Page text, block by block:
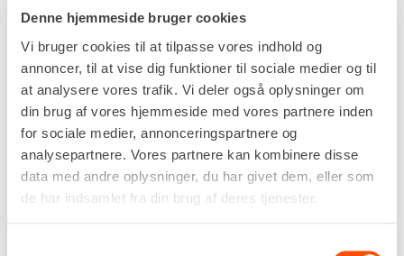
Denne hjemmeside bruger cookies
Vi bruger cookies til at tilpasse vores indhold og
annoncer, til at vise dig funktioner til sociale medier og til
at analysere vores trafik. Vi deler også oplysninger om
din brug af vores hjemmeside med vores partnere inden
for sociale medier, annonceringspartnere og
analysepartnere. Vores partnere kan kombinere disse
data med andre oplysninger, du har givet dem, eller som
de har indsamlet fra din brug af deres tjenester.
Ekskl. moms
Der beregnes kalenderdage på
afspærringsbomme.
Renta udlejer kun til erhverv. Gyldigt CVR-
nummer er påkrævet.
LEJ NU Flere informationer